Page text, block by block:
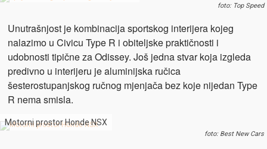
foto: Top Speed
Unutrašnjost je kombinacija sportskog interijera kojeg
nalazimo u Civicu Type R i obiteljske praktičnosti i
udobnosti tipične za Odissey. Još jedna stvar koja izgleda
predivno u interijeru je aluminijska ručica
šesterostupanjskog ručnog mjenjača bez koje nijedan Type
R nema smisla.
Motorni prostor Honde NSX
foto: Best New Cars